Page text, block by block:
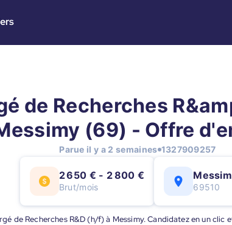
de Recherches
(69) - Offre
Parue il y a 2 semaines 1327909257
2 650 € - 2 800 €
Brut/mois 69510
de Recherches R&D (h/f) à Messimy. Candidatez en un clic